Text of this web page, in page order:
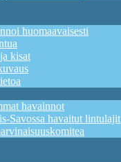
huomaavaisesti
kisat
havainnot
Savossa havaitut lintulajit